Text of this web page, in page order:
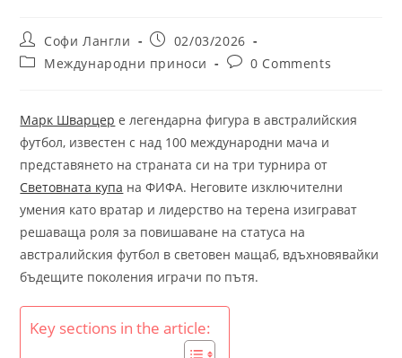
Post
author:
Софи Лангли
Post02/03/2026
PostМеждународни приноси
Post0 Comments
Марк Шварцер е легендарна фигура в австралийския
футбол, известен с над 100 международни мача и
представянето на страната си на три турнира от
Световната купа на ФИФА. Неговите изключителни
умения като вратар и лидерство на терена изиграват
решаваща роля за повишаване на статуса на
австралийския футбол в световен мащаб, вдъхновявайки
бъдещите поколения играчи по пътя.
Key sections in the article: